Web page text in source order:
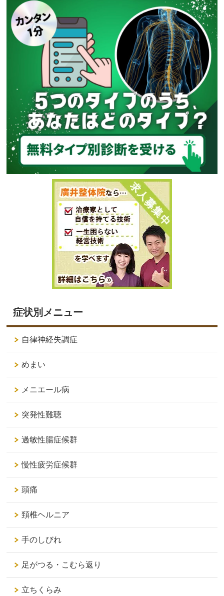
症状別メニュー
自律神経失調症
めまい
メニエール病
突発性難聴
過敏性腸症候群
慢性疲労症候群
頭痛
頚椎ヘルニア
手のしびれ
足がつる・こむら返り
立ちくらみ